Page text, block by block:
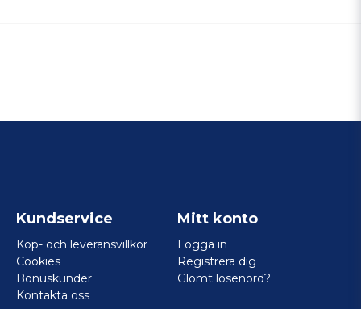
Kundservice
Köp- och leveransvillkor
Cookies
Bonuskunder
Kontakta oss
Mitt konto
Logga in
Registrera dig
Glömt lösenord?